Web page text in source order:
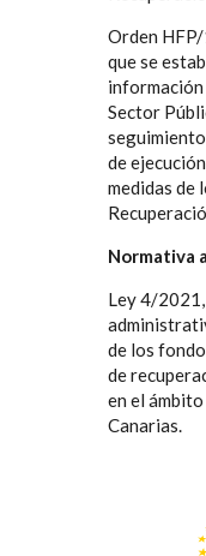
Orden
que se
Sector
de
medidas de
Normativa
Ley 4/
de los
de
en el
Canarias.